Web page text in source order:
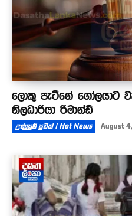
ලොකු පැටීගේ ගෝලයාට
නිලධාරියා රිමාන්ඩ්
උණුසුම් පුවත් | Hot News August